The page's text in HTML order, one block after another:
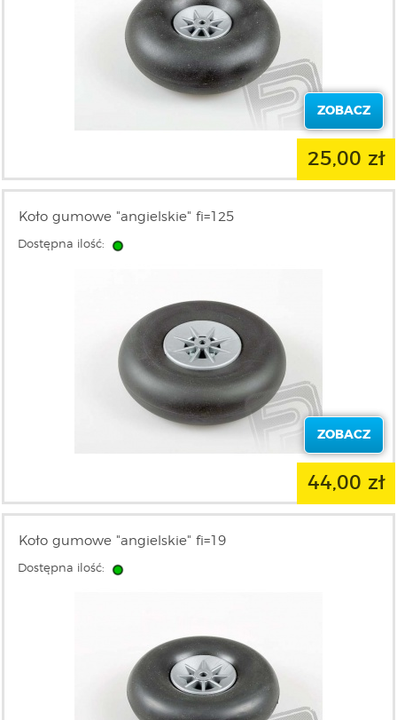
ZOBACZ
25,00 zł
Koło gumowe "angielskie" fi=125
Dostępna ilość:
ZOBACZ
44,00 zł
Koło gumowe "angielskie" fi=19
Dostępna ilość: